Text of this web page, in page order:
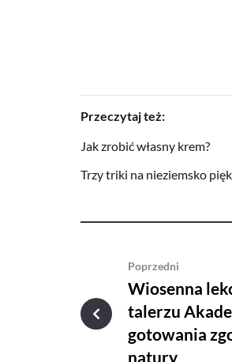
Przeczytaj też:
Jak zrobić własny krem?
Trzy triki na nieziemsko
Poprzedni
Wiosenna
talerzu
gotowania
natury